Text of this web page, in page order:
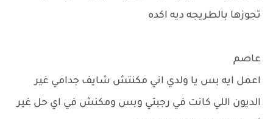
تجوزها بالطريجه ديه اكده
عاصم
اعمل ايه بس يا ولدي اني مكنتش شايف جدامي غير
الديون اللي كانت في رجبتي وبس ومكنش في اي حل غير